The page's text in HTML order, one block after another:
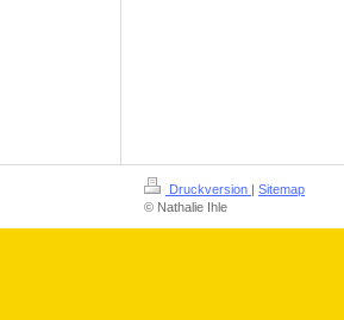
Druckversion
Sitemap
© Nathalie Ihle